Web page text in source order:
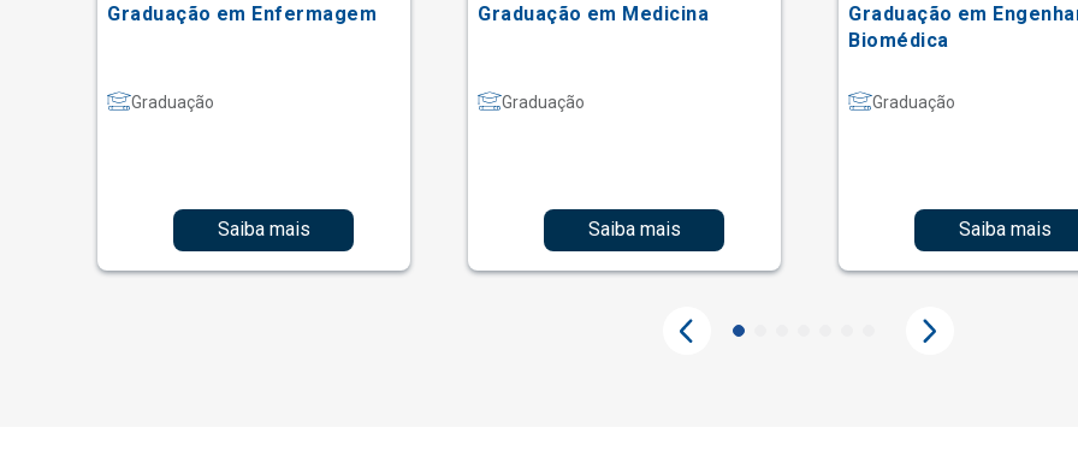
Graduação em Enfermagem
Graduação
Saiba mais
Graduação em Medicina
Graduação
Saiba mais
Graduação em
Biomédica
Graduação
Saiba mais